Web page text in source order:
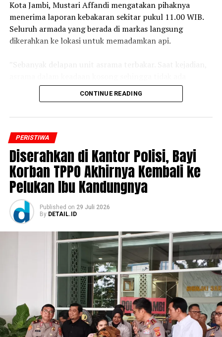
‎Kejati Jambi menyatakan akan terus berkoordinasi
dengan aparat penegak hukum untuk menindaklanjuti
setiap laporan dan mengusut pihak-pihak yang
menyalahgunakan nama baik institusi Kejaksaan dalam
Kota Jambi, Mustari Affandi mengatakan pihaknya
menerima laporan kebakaran sekitar pukul 11.00 WIB.
Seluruh armada yang berada di markas langsung
dikerahkan ke lokasi untuk memadamkan api.
korban jiwa,” ujar Mustari.
pemadam bahkan harus menggunakan alat bantu
pernapasan (SCBA) saat melakukan pemadaman. Api
baru berhasil dijinakkan setelah lebih dari satu jam.
‎”Untuk penyebab kebakaran masih dalam penyelidikan
pihak kepolisian,” katanya.
‎Sementara itu, Direktur Reserse Kriminal Umum Polda
Jambi, Kombes Pol Jimmy Christian Samma, bilang
bahwa polisi telah melakukan olah tempat kejadian
perkara (TKP) untuk mengungkap penyebab kebakaran.
‎”Saat ini penyebabnya masih dalam proses penyelidikan
dan perkembangan selanjutnya akan kami sampaikan,”
ujarnya.
‎Salah seorang warga di sekitar lokasi mengatakan
CONTINUE READING
PERISTIWA
Diserahkan di Kantor Polisi, Bayi
Korban TPPO Akhirnya Kembali ke
Pelukan Ibu Kandungnya
Published on 29 Juli 2026
By DETAIL.ID